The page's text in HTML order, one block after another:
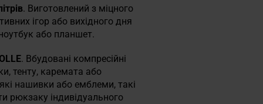
. Виготовлений з міцного
ігор або вихідного дня
або планшет.
. Вбудовані компресійні
тенту, каремата або
нашивки або емблеми, такі
рюкзаку індивідуального